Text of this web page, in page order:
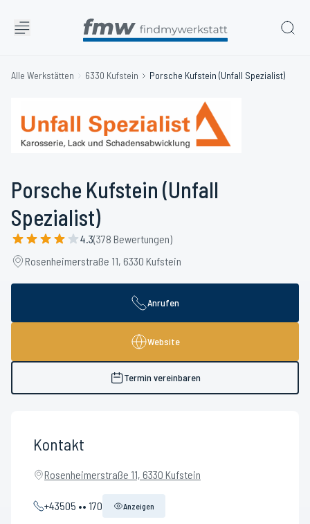
Alle Werkstätten 6330 Kufstein Porsche Kufstein (Unfall Spezialist)
Porsche Kufstein (Unfall
Spezialist)
4.3(378 Bewertungen)
Rosenheimerstraße 11, 6330 Kufstein
Anrufen
Website
Termin vereinbaren
Kontakt
Rosenheimerstraße 11, 6330 Kufstein
+43505 •• 170 Anzeigen